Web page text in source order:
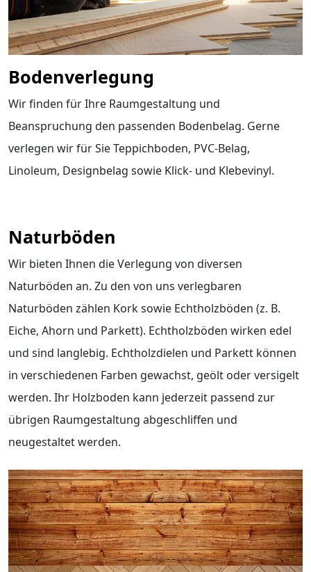
Bodenverlegung
Wir finden für Ihre Raumgestaltung und
Beanspruchung den passenden Bodenbelag. Gerne
verlegen wir für Sie Teppichboden, PVC-Belag,
Linoleum, Designbelag sowie Klick- und Klebevinyl.
Naturböden
Wir bieten Ihnen die Verlegung von diversen
Naturböden an. Zu den von uns verlegbaren
Naturböden zählen Kork sowie Echtholzböden (z. B.
Eiche, Ahorn und Parkett). Echtholzböden wirken edel
und sind langlebig. Echtholzdielen und Parkett können
in verschiedenen Farben gewachst, geölt oder versigelt
werden. Ihr Holzboden kann jederzeit passend zur
übrigen Raumgestaltung abgeschliffen und
neugestaltet werden.